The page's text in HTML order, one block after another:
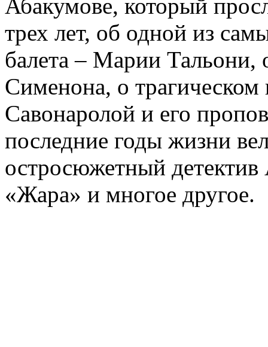
Абакумове, который
трех лет, об одной из
балета – Марии
Сименона, о трагическом
Савонаролой и его
последние годы жизни
остросюжетный детектив
«Жара» и многое другое.